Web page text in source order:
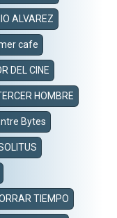
ALVAREZ
cafe
DEL CINE
HOMBRE
Bytes
TIEMPO